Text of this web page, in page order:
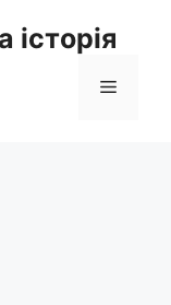
історія
Меню